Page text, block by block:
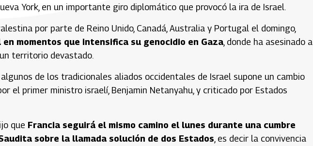
York, en un importante giro diplomático que provocó la ira de Israel.
por parte de Reino Unido, Canadá, Australia y Portugal el domingo,
momentos que intensifica su genocidio en Gaza , donde ha asesinado a
territorio devastado.
de los tradicionales aliados occidentales de Israel supone un cambio
el primer ministro israelí, Benjamin Netanyahu, y criticado por Estados
que Francia seguirá el mismo camino el lunes durante una cumbre
sobre la llamada solución de dos Estados , es decir la convivencia